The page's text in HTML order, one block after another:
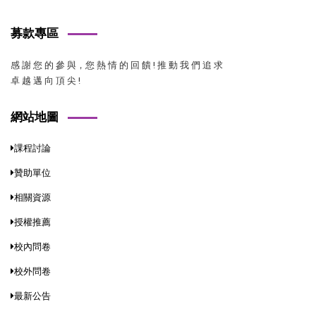
募款專區
感 謝 您 的 參 與，您 熱 情 的 回 饋 ! 推 動 我 們 追 求
卓 越 邁 向 頂 尖 !
網站地圖
課程討論
贊助單位
相關資源
授權推薦
校內問卷
校外問卷
最新公告